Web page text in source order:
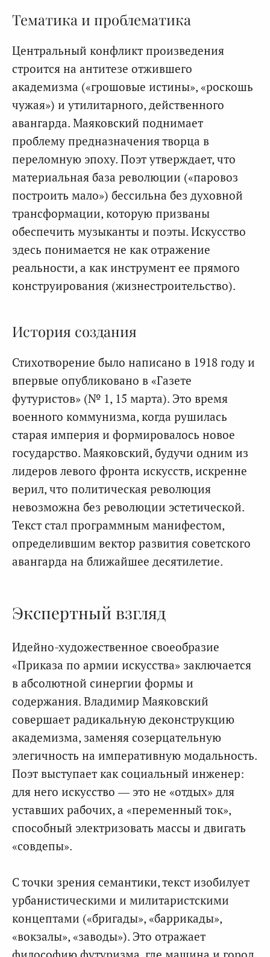
Тематика и проблематика
Центральный конфликт произведения
строится на антитезе отжившего
академизма («грошовые истины», «роскошь
чужая») и утилитарного, действенного
авангарда. Маяковский поднимает
проблему предназначения творца в
переломную эпоху. Поэт утверждает, что
материальная база революции («паровоз
построить мало») бессильна без духовной
трансформации, которую призваны
обеспечить музыканты и поэты. Искусство
здесь понимается не как отражение
реальности, а как инструмент ее прямого
конструирования (жизнестроительство).
История создания
Стихотворение было написано в 1918 году и
впервые опубликовано в «Газете
футуристов» (№ 1, 15 марта). Это время
военного коммунизма, когда рушилась
старая империя и формировалось новое
государство. Маяковский, будучи одним из
лидеров левого фронта искусств, искренне
верил, что политическая революция
невозможна без революции эстетической.
Текст стал программным манифестом,
определившим вектор развития советского
авангарда на ближайшее десятилетие.
Экспертный взгляд
Идейно-художественное своеобразие
«Приказа по армии искусства» заключается
в абсолютной синергии формы и
содержания. Владимир Маяковский
совершает радикальную деконструкцию
академизма, заменяя созерцательную
элегичность на императивную модальность.
Поэт выступает как социальный инженер:
для него искусство — это не «отдых» для
уставших рабочих, а «переменный ток»,
способный электризовать массы и двигать
«совдепы».
С точки зрения семантики, текст изобилует
урбанистическими и милитаристскими
концептами («бригады», «баррикады»,
«вокзалы», «заводы»). Это отражает